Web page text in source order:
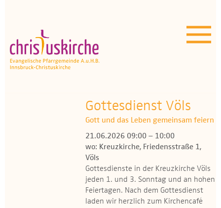
Unser Angebot
OEZ
Wissenswertes
Medien
Kontakt
Gottesdienst Völs
Gott und das Leben gemeinsam feiern
21.06.2026 09:00 – 10:00
wo: Kreuzkirche, Friedensstraße 1,
Völs
Gottesdienste in der Kreuzkirche Völs
jeden 1. und 3. Sonntag und an hohen
Feiertagen. Nach dem Gottesdienst
laden wir herzlich zum Kirchencafé